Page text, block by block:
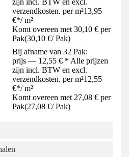
zijn incl. BTW en excl.
verzendkosten. per m²13,95
€*/ m²
Komt overeen met 30,10 € per
Pak(30,10 €/ Pak)
Bij afname van 32 Pak:
prijs — 12,55 € * Alle prijzen
zijn incl. BTW en excl.
verzendkosten. per m²12,55
€*/ m²
Komt overeen met 27,08 € per
Pak(27,08 €/ Pak)